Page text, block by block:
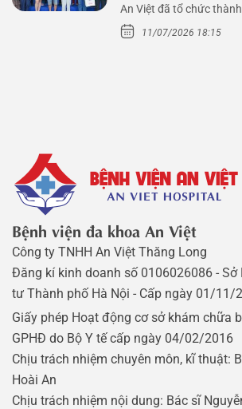
An Việt đã tổ chức
Mầm Xanh…
11/07/2026 18:15
Bệnh viện đa khoa An Việt
Công ty TNHH An Việt Thăng Long
Đăng kí kinh doanh số 0106026086 - Sở
tư Thành phố Hà Nội - Cấp ngày 01/11/
Giấy phép Hoạt động cơ sở khám chữa
GPHĐ do Bộ Y tế cấp ngày 04/02/2016
Chịu trách nhiệm chuyên môn, kĩ thuật:
Hoài An
Chịu trách nhiệm nội dung: Bác sĩ